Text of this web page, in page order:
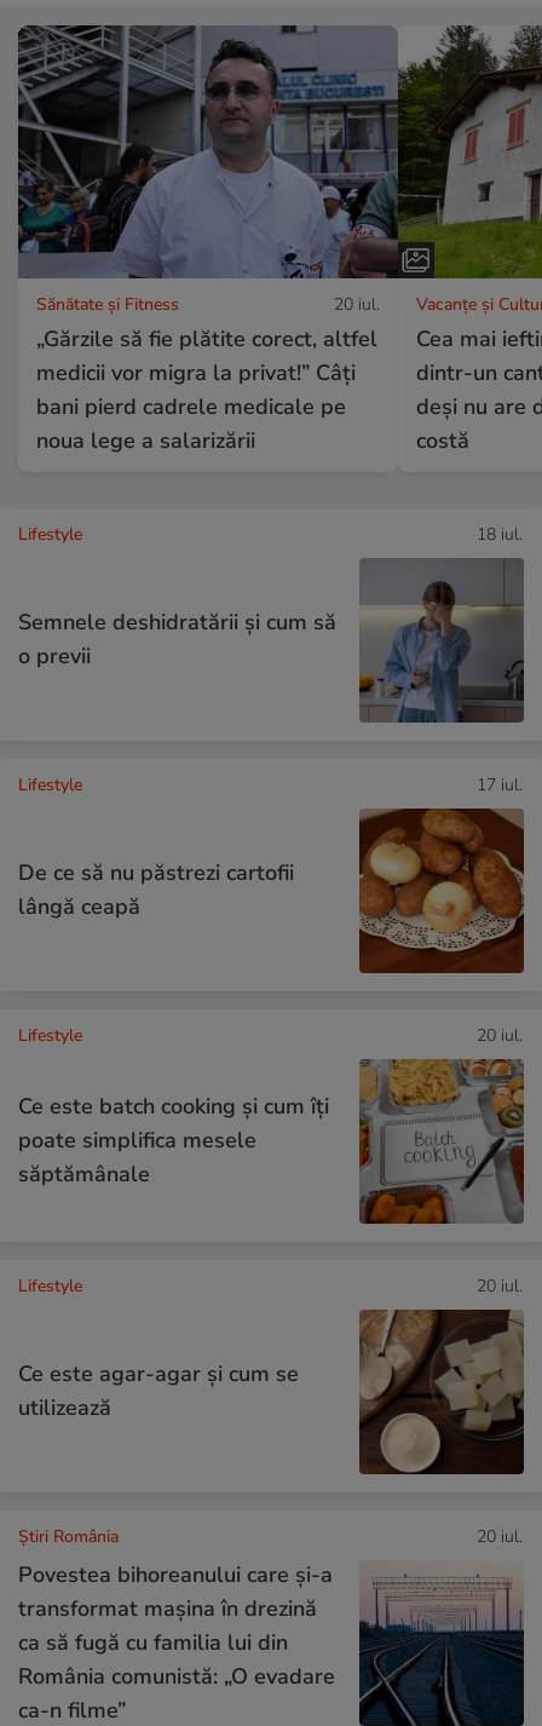
Sănătate și Fitness 20 iul.
„Gărzile să fie plătite corect, altfel
medicii vor migra la privat!” Câți
bani pierd cadrele medicale pe
noua lege a salarizării
Vacanțe și
Cea mai
dintr-un
deși nu are
costă
Lifestyle 18 iul.
Semnele deshidratării și cum să
o previi
Lifestyle 17 iul.
De ce să nu păstrezi cartofii
lângă ceapă
Lifestyle 20 iul.
Ce este batch cooking și cum îți
poate simplifica mesele
săptămânale
Lifestyle 20 iul.
Ce este agar-agar și cum se
utilizează
Știri România 20 iul.
Povestea bihoreanului care și-a
transformat mașina în drezină
ca să fugă cu familia lui din
România comunistă: „O evadare
ca-n filme”